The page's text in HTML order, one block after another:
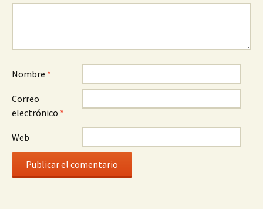
Nombre *
Correo
electrónico *
Web